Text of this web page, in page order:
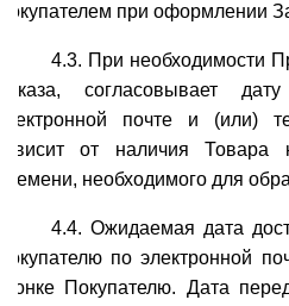
при оформлении
4.3. При необходимости
согласовывает
почте и (или)
от наличия
необходимого для
4.4. Ожидаемая дата
по электронной
Покупателю. Дата